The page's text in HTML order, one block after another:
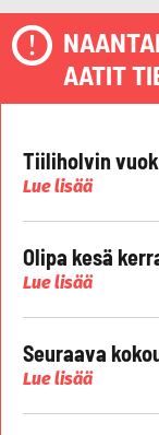
AATIT
Tiiliholvin
Lue lisää
Olipa kesä
Lue lisää
Seuraava
Lue lisää